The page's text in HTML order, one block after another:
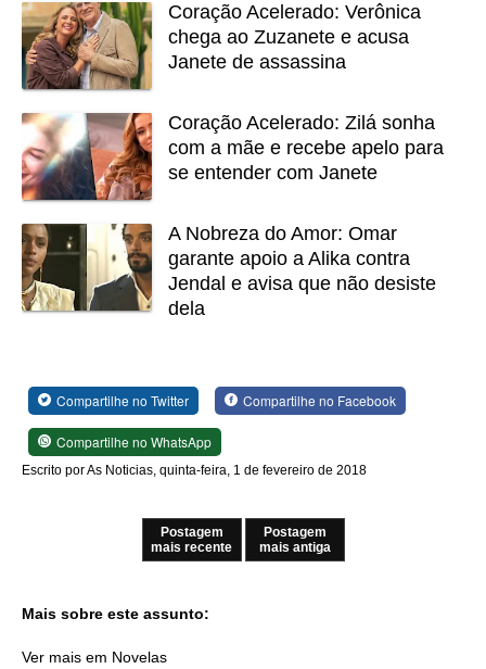
Coração Acelerado: Verônica
chega ao Zuzanete e acusa
Janete de assassina
Coração Acelerado: Zilá sonha
com a mãe e recebe apelo para
se entender com Janete
A Nobreza do Amor: Omar
garante apoio a Alika contra
Jendal e avisa que não desiste
dela
Compartilhe no Twitter Compartilhe no Facebook
Compartilhe no WhatsApp
Escrito por As Noticias, quinta-feira, 1 de fevereiro de 2018
Postagem
mais recente
Postagem
mais antiga
Mais sobre este assunto:
Ver mais em Novelas